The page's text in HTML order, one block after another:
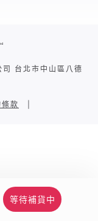
等待補貨中
台北市中山區八德
款